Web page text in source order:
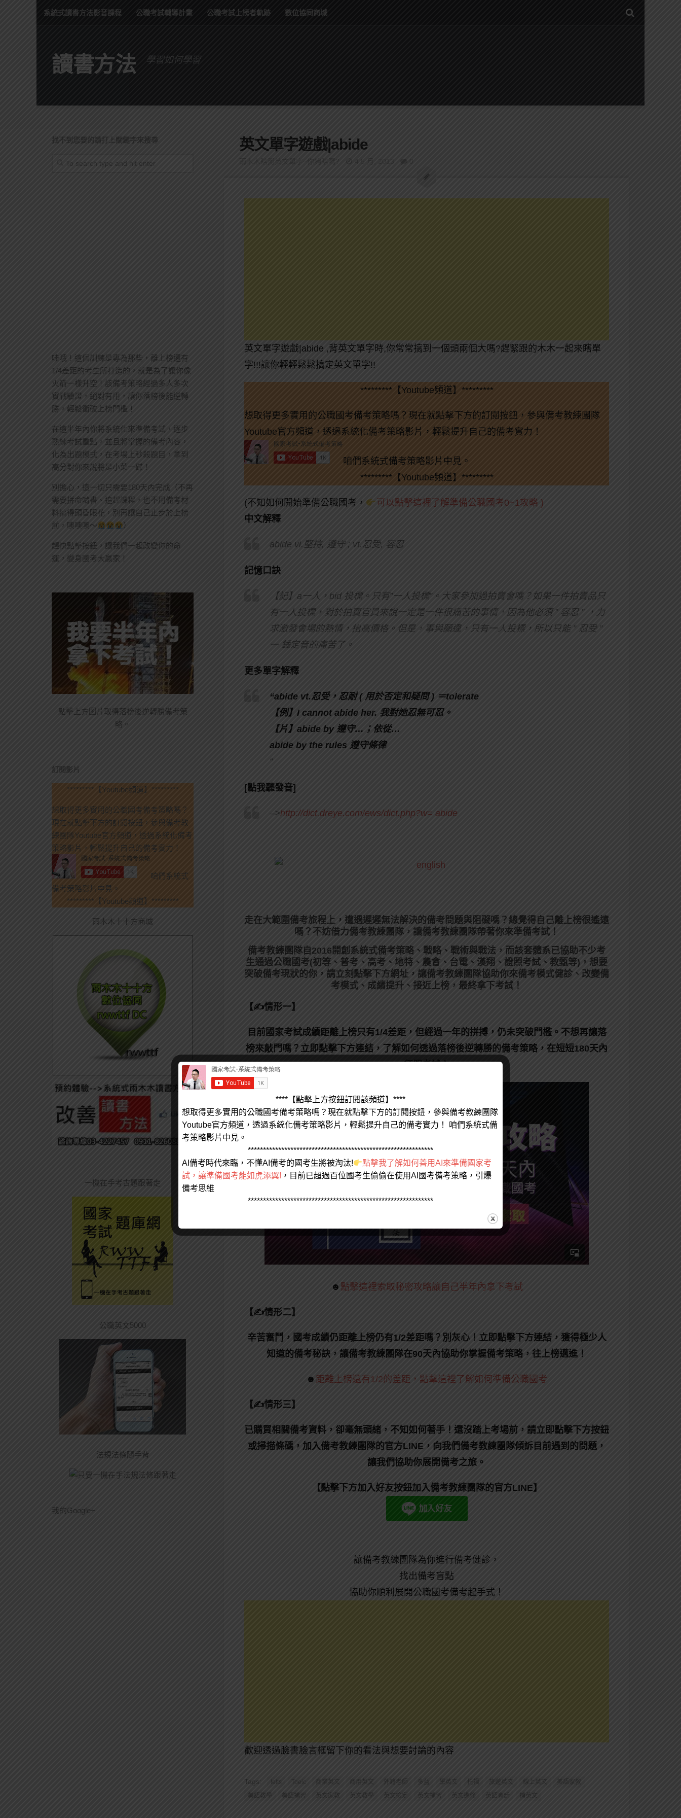
系統式讀書方法影音課程 公職考試輔導計畫 公職考試上榜者軌跡 數位協同商城
讀書方法 學習如何學習
英文單字遊戲|abide
雨木木瞎掰英文單字~你夠瞎嗎? 4 5 月, 2013 0
英文單字遊戲|abide ,背英文單字時,你常常搞到一個頭兩個大嗎?趕緊跟的木木一起來瞎單
字!!!讓你輕輕鬆鬆搞定英文單字!!
*********【Youtube頻道】*********
想取得更多實用的公職國考備考策略嗎？現在就點擊下方的訂閱按鈕，參與備考教練團隊
Youtube官方頻道，透過系統化備考策略影片，輕鬆提升自己的備考實力！
咱們系統式備考策略影片中見。
*********【Youtube頻道】*********
(不知如何開始準備公職國考，
可以點擊這裡了解準備公職國考0~1攻略 )
中文解釋
abide vi.堅持, 遵守 ; vt.忍受, 容忍
記憶口訣
【記】a一人，bid 投標。只有”一人投標”。大家參加過拍賣會嗎？如果一件拍賣品只
有一人投標，對於拍賣官員來說一定是一件很痛苦的事情，因為他必須 ” 容忍 ” ，力
求激發會場的熱情，抬高價格。但是，事與願違，只有一人投標，所以只能 ” 忍受 ”
一 錘定音的痛苦了。
更多單字解釋
“abide vt.忍受，忍耐 ( 用於否定和疑問 ) ＝tolerate
【例】I cannot abide her. 我對她忍無可忍。
【片】abide by 遵守…；依從…
abide by the rules 遵守條律
“
[點我聽發音]
–>http://dict.dreye.com/ews/dict.php?w= abide
走在大範圍備考旅程上， 遭遇遲遲無法解決的備考問題與阻礙嗎？總覺得自己離上榜很遙遠
嗎？不妨借力備考教練團隊，讓備考教練團隊帶著你來準備考試！
備考教練團隊自2016開創系統式備考策略、戰略、戰術與戰法，而該套體系已協助不少考
生通過公職國考(初等、普考、高考、地特、農會、台電、漢翔、證照考試、教甄等)，想要
突破備考現狀的你，請立刻點擊下方網址，讓備考教練團隊協助你來備考模式健診、改變備
考模式、成績提升、接近上榜，最終拿下考試！
【✍情形一】
目前國家考試成績距離上榜只有1/4差距，但經過一年的拼搏，仍未突破門檻。不想再讓落
榜來敲門嗎？立即點擊下方連結，了解如何透過落榜後逆轉勝的備考策略，在短短180天內
征服考試！
☻ 點擊這裡索取秘密攻略讓自己半年內拿下考試
【✍情形二】
辛苦奮鬥，國考成績仍距離上榜仍有1/2差距嗎？別灰心！立即點擊下方連結，獲得極少人
知道的備考秘訣，讓備考教練團隊在90天內協助你掌握備考策略，往上榜邁進！
☻ 距離上榜還有1/2的差距，點擊這裡了解如何準備公職國考
【✍情形三】
已購買相關備考資料，卻毫無頭緒，不知如何著手！還沒踏上考場前，請立即點擊下方按鈕
或掃描條碼，加入備考教練團隊的官方LINE，向我們備考教練團隊傾訴目前遇到的問題，
讓我們協助你展開備考之旅。
【點擊下方加入好友按鈕加入備考教練團隊的官方LINE】
讓備考教練團隊為你進行備考健診，
找出備考盲點
協助你順利展開公職國考備考起手式！
歡迎透過臉書臉言框留下你的看法與想要討論的內容
Tags: Ielts Toeic 商業英文 商用英文 外籍老師 多益 學英文 托福 旅遊英文 線上英文
美語家教
美語教學
美語補習 英文家教 英文教學 英文檢定 英文補習 英文進修 英語會話 補英文
找不到您要的請打上關鍵字來搜尋
哇哦！這個訓練是專為那些，離上榜還有
1/4差距的考生所打造的，就是為了讓你像
火箭一樣升空！該備考策略經過多人多次
實戰驗證，絕對有用，讓你落榜後能逆轉
勝，輕鬆衝破上榜門檻！
在這半年內你將系統化來準備考試，逐步
熟練考試重點，並且將掌握的備考內容，
化為出題模式，在考場上秒殺題目，拿到
高分對你來說將是小菜一碟！
別擔心，這一切只需要180天內完成（不再
需要拼命啃書、追趕課程，也不用備考材
料搞得頭昏眼花，別再讓自己止步於上榜
前，噢噢噢～
）
趕快點擊按鈕，讓我們一起改變你的命
運，變身國考大贏家！
點擊上方圖片取得落榜後逆轉勝備考策
略。
訂閱影片
*********【Youtube頻道】*********
想取得更多實用的公職國考備考策略嗎？
現在就點擊下方的訂閱按鈕，參與備考教
練團隊Youtube官方頻道，透過系統化備考
策略影片，輕鬆提升自己的備考實力！
咱們系統式
備考策略影片中見。
*********【Youtube頻道】*********
雨木木十十方商城
一機在手考古題跟著走
公職英文5000
法規法條隨手背
我的Google+
****【點擊上方按鈕訂閱該頻道】****
想取得更多實用的公職國考備考策略嗎？現在就點擊下方的訂閱按鈕，參與備考教練團隊
Youtube官方頻道，透過系統化備考策略影片，輕鬆提升自己的備考實力！ 咱們系統式備
考策略影片中見。
*************************************************************
AI備考時代來臨，不懂AI備考的國考生將被淘汰!
點擊我了解如何善用AI來準備國家考
試，讓準備國考能如虎添翼! ，目前已超過百位國考生偷偷在使用AI國考備考策略，引爆
備考思維
*************************************************************